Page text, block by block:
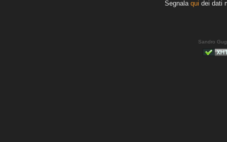
Segnala qui dei dati
Sandro